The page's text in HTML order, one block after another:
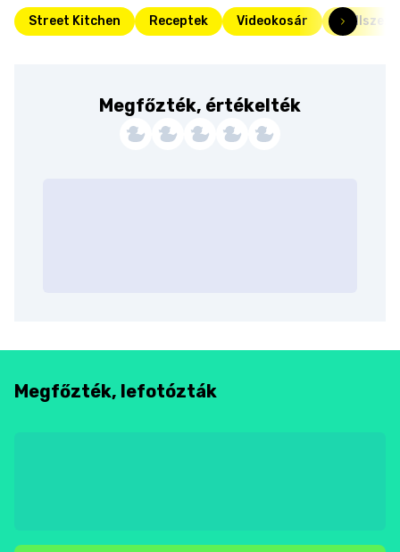
Street Kitchen Receptek Videokosár
Megfőzték, értékelték
Megfőzték, lefotózták